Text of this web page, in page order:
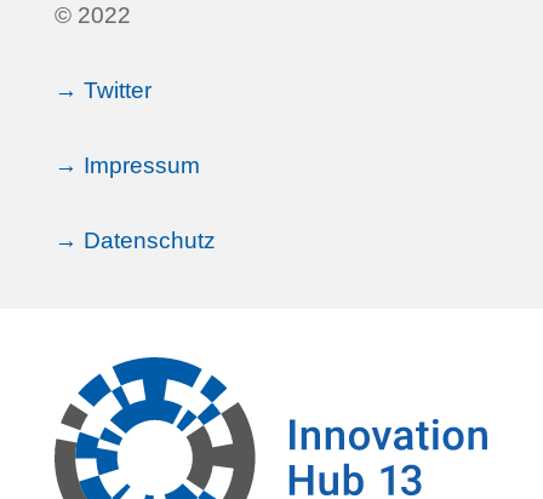
© 2022
→ Twitter
→ Impressum
→ Datenschutz